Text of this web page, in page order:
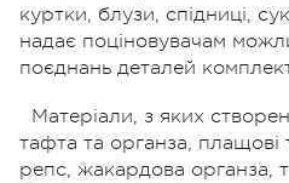
куртки, блузи, спідниці,
надає поціновувачам
поєднань деталей
Матеріали, з яких
тафта та органза, плащові
репс, жакардова